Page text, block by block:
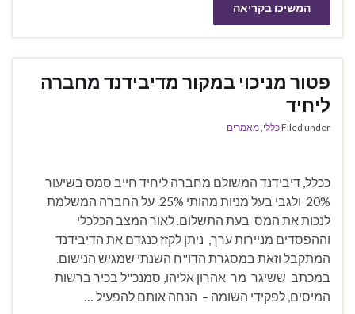
המשיכו בקריאה
פטור מניכוי במקור מדיבידנד מחברה
ליחיד
Filed underכללי,מאמרים
ככלל, דיבידנד המשולם מחברה ליחיד חייב סמס בשיעור
20% ולגבי בעל מניות מהותי 25%. על החברה המשלמת
לנכות את המס בעת התשלום. לאור המצב הכלכלי
וההפסדים מניירות ערך, ניתן לקזז כנגדם את הדיבידנד
המתקבל וזאת במסגרת הדו"ח השנתי שמגיש הנישום.
במכתב ששיגר מר אהרון אליהו, סמנכ"ל בכיר ברשות
המיסים, לפקידי השומה – הנחה אותם להפעיל …